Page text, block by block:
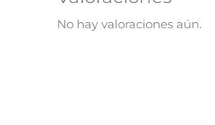
No hay valoraciones aún.